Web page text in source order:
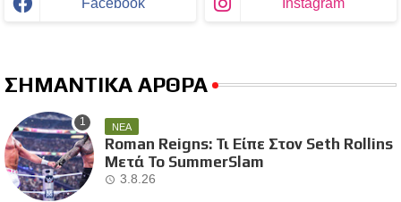
ΣΗΜΑΝΤΙΚΑ ΑΡΘΡΑ
ΝΕΑ
Roman Reigns: Τι Είπε Στον Seth Rollins
Μετά Το SummerSlam
3.8.26